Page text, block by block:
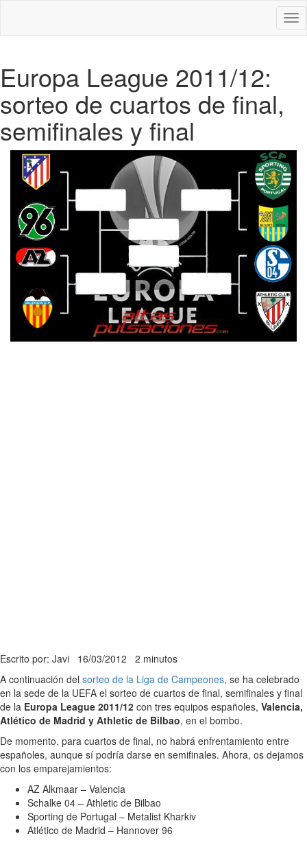
Europa League 2011/12:
sorteo de cuartos de final,
semifinales y final
Escrito por: Javi 16/03/2012 2 minutos
A continuación del sorteo de la Liga de Campeones, se ha celebrado
en la sede de la UEFA el sorteo de cuartos de final, semifinales y final
de la Europa League 2011/12 con tres equipos españoles, Valencia,
Atlético de Madrid y Athletic de Bilbao, en el bombo.
De momento, para cuartos de final, no habrá enfrentamiento entre
españoles, aunque sí podría darse en semifinales. Ahora, os dejamos
con los emparejamientos:
AZ Alkmaar – Valencia
Schalke 04 – Athletic de Bilbao
Sporting de Portugal – Metalist Kharkiv
Atlético de Madrid – Hannover 96